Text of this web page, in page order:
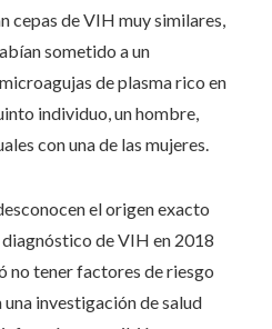
cepas de VIH muy similares,
sometido a un
de plasma rico en
individuo, un hombre,
con una de las mujeres.
el origen exacto
de VIH en 2018
no tener factores de riesgo
investigación de salud